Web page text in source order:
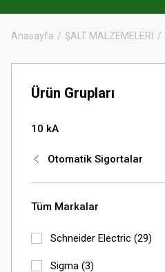
Anasayfa ŞALT MALZEMELERİ
Ürün Grupları
10 kA
Otomatik Sigortalar
Tüm Markalar
Schneider Electric (29)
Sigma (3)